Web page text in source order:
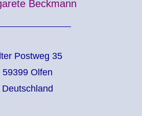
Beckmann
Postweg 35
59399 Olfen
Deutschland